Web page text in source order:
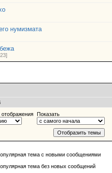
нумизмата
Показать
тема с новыми сообщениями
тема без новых сообщений